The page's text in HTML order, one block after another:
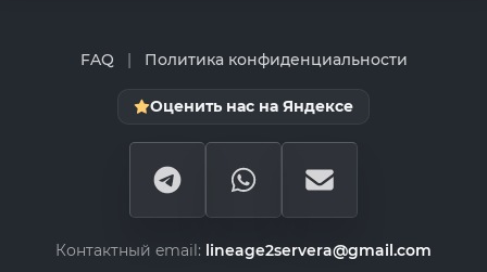
FAQ | Политика конфиденциальности
Оценить нас на Яндексе
Контактный email: lineage2servera@gmail.com